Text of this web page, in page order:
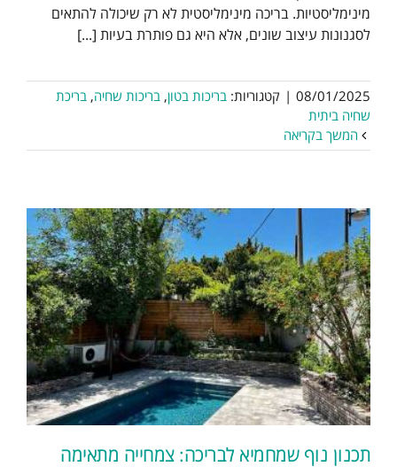
מינימליסטיות. בריכה מינימליסטית לא רק שיכולה להתאים
לסגנונות עיצוב שונים, אלא היא גם פותרת בעיות [...]
08/01/2025
| קטגוריות: בריכות בטון, בריכות שחיה, בריכת
שחיה ביתית
המשך בקריאה
תכנון נוף שמחמיא לבריכה: צמחייה מתאימה